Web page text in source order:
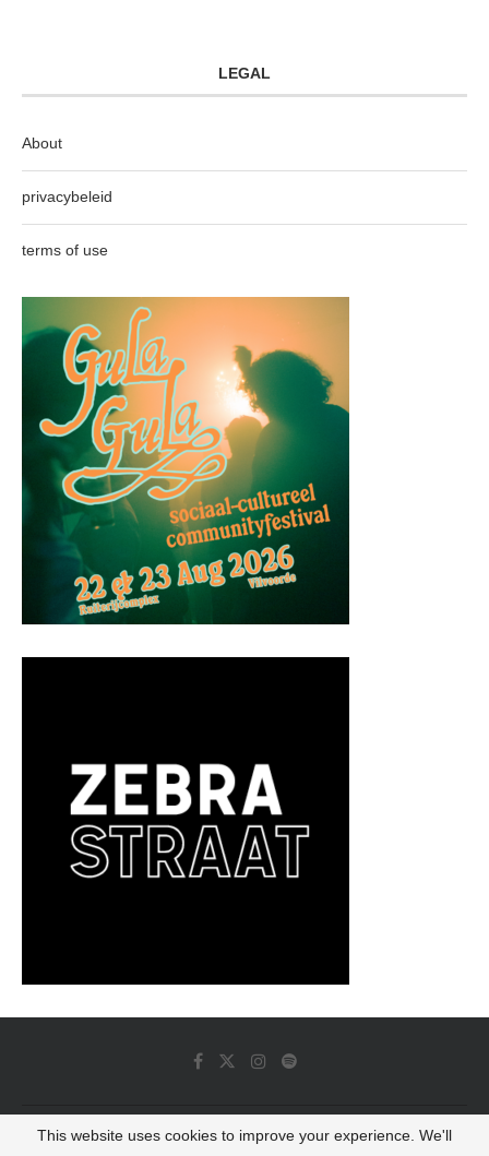
LEGAL
About
privacybeleid
terms of use
© 2022 - Luminous Dash All Rights Reserved
This website uses cookies to improve your experience. We'll